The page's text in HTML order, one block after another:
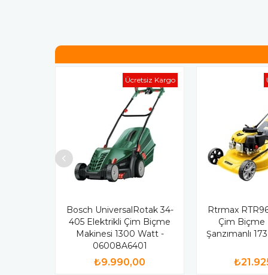
Bosch UniversalRotak 34-
405 Elektrikli Çim Biçme
Makinesi 1300 Watt -
06008A6401
₺9.990,00
Ücretsiz Kargo
Rtrmax
Çim Biçme
Şanzımanlı